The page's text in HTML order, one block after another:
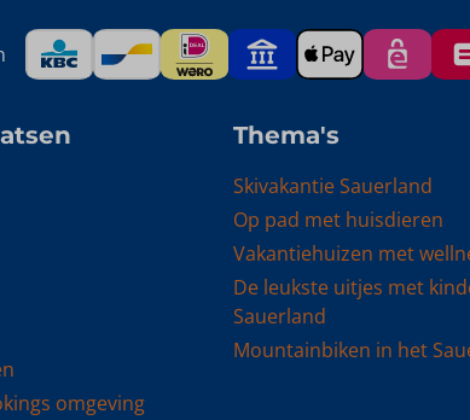
omgeving
Thema's
Skivakantie Sauerland
Op pad met huisdieren
Vakantiehuizen met
De leukste uitjes met
Sauerland
Mountainbiken in het